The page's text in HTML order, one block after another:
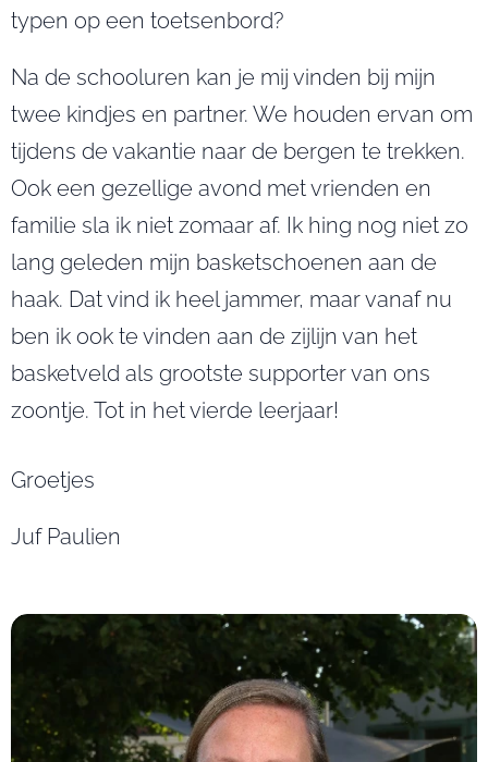
typen op een toetsenbord?
Na de schooluren kan je mij vinden bij mijn
twee kindjes en partner. We houden ervan om
tijdens de vakantie naar de bergen te trekken.
Ook een gezellige avond met vrienden en
familie sla ik niet zomaar af. Ik hing nog niet zo
lang geleden mijn basketschoenen aan de
haak. Dat vind ik heel jammer, maar vanaf nu
ben ik ook te vinden aan de zijlijn van het
basketveld als grootste supporter van ons
zoontje. Tot in het vierde leerjaar!
Groetjes
Juf Paulien